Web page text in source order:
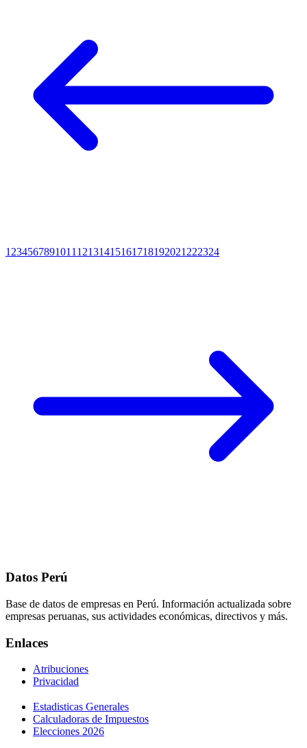
1 234567891011 12131415161718192021 222324
Datos Perú
Base de datos de empresas en Perú. Información actualizada sobre
empresas peruanas, sus actividades económicas, directivos y más.
Enlaces
Atribuciones
Privacidad
Estadisticas Generales
Calculadoras de Impuestos
Elecciones 2026